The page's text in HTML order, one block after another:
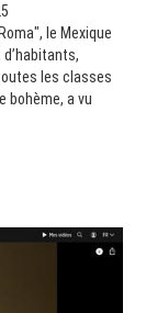
le Mexique
les classes
bohème, a vu